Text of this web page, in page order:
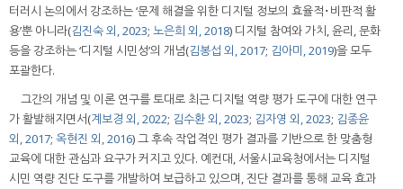
터러시 논의에서 강조하는 ‘문제 해결을 위한 디지털 정보의 효율적･비판적 활
용’뿐 아니라(김진숙 외, 2023; 노은희 외, 2018) 디지털 참여와 가치, 윤리, 문화
등을 강조하는 ‘디지털 시민성’의 개념(김봉섭 외, 2017; 김아미, 2019)을 모두
포괄한다.
그간의 개념 및 이론 연구를 토대로 최근 디지털 역량 평가 도구에 대한 연구
가 활발해지면서(계보경 외, 2022; 김수환 외, 2023; 김자영 외, 2023; 김종윤
외, 2017; 옥현진 외, 2016) 그 후속 작업격인 평가 결과를 기반으로 한 맞춤형
교육에 대한 관심과 요구가 커지고 있다. 예컨대, 서울시교육청에서는 디지털
시민 역량 진단 도구를 개발하여 보급하고 있으며, 진단 결과를 통해 교육 효과